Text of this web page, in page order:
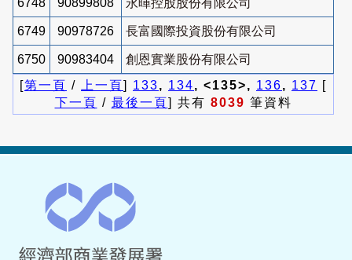
6749 90978726 長富國際投資股份有限公司
6750 90983404
創恩實業股份有限公司
[第一頁 / 上一頁] 133, 134, <135>, 136, 137 [
下一頁 / 最後一頁] 共有 8039 筆資料